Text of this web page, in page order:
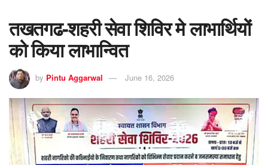
तखतगढ-शहरी सेवा शिविर मे लाभार्थियों
को किया लाभान्वित
by Pintu Aggarwal June 16, 2026